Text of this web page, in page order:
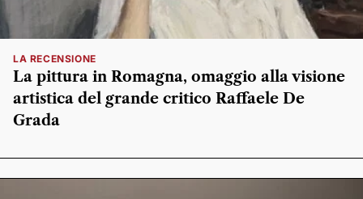
LA RECENSIONE
La pittura in Romagna, omaggio alla visione
artistica del grande critico Raffaele De
Grada